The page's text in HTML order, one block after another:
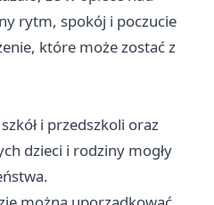
rytm, spokój i poczucie
które może zostać z
i przedszkoli oraz
dzieci i rodziny mogły